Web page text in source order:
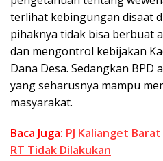
terlihat kebingungan disaat
pihaknya tidak bisa berbuat
dan mengontrol kebijakan
Dana Desa. Sedangkan BPD
yang seharusnya mampu
masyarakat.
Baca Juga: PJ Kalianget
RT Tidak Dilakukan